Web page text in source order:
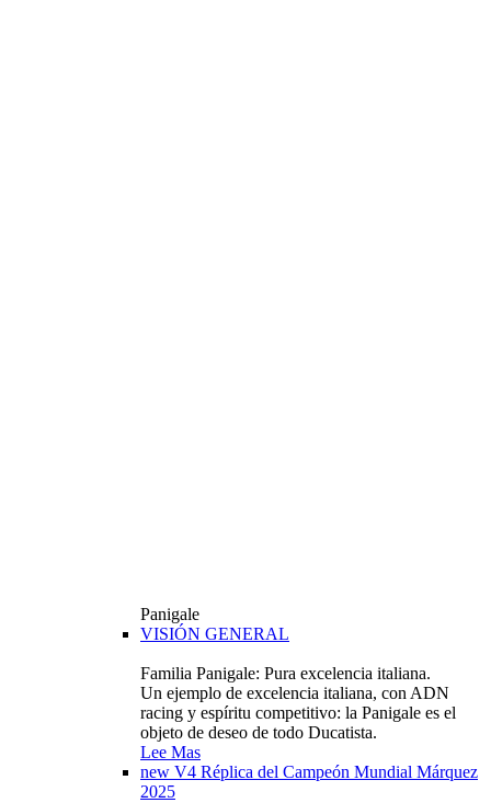
Panigale
VISIÓN GENERAL
Familia Panigale: Pura excelencia italiana.
Un ejemplo de excelencia italiana, con ADN
racing y espíritu competitivo: la Panigale es el
objeto de deseo de todo Ducatista.
Lee Mas
new V4 Réplica del Campeón Mundial Márquez
2025